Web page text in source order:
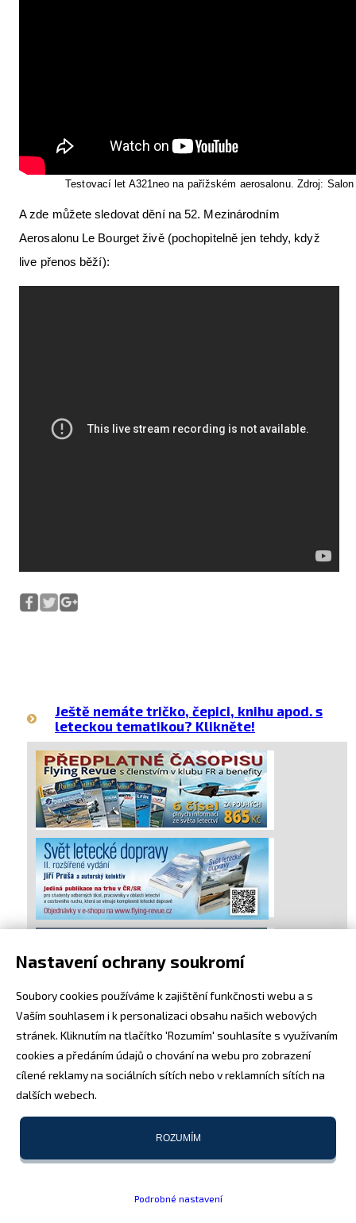
Testovací let A321neo na pařížském aerosalonu. Zdroj:
A zde můžete sledovat dění na 52. Mezinárodním
Aerosalonu Le Bourget živě (pochopitelně jen tehdy, když
live přenos běží):
Ještě nemáte tričko, čepici, knihu apod. s
leteckou tematikou? Klikněte!
Nastavení ochrany soukromí
Soubory cookies používáme k zajištění funkčnosti webu a s
Vaším souhlasem i k personalizaci obsahu našich webových
stránek. Kliknutím na tlačítko 'Rozumím' souhlasíte s využívaním
cookies a předáním údajů o chování na webu pro zobrazení
cílené reklamy na sociálních sítích nebo v reklamních sítích na
dalších webech.
ROZUMÍM
Podrobné nastavení